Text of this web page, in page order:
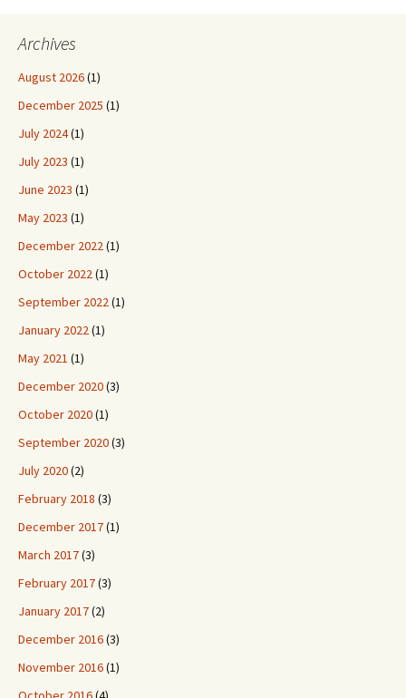
Archives
August 2026(1)
December 2025 (1)
July 2024(1)
July 2023 (1)
June 2023 (1)
May 2023 (1)
December 2022(1)
October 2022(1)
September 2022(1)
January 2022(1)
May 2021 (1)
December 2020(3)
October 2020(1)
September 2020(3)
July 2020(2)
February 2018 (3)
December 2017(1)
March 2017(3)
February 2017(3)
January 2017(2)
December 2016(3)
November 2016(1)